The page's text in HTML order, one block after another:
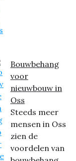
Bouwbehang
voor
nieuwbouw in
Oss
Steeds meer
mensen in Oss
zien de
voordelen van